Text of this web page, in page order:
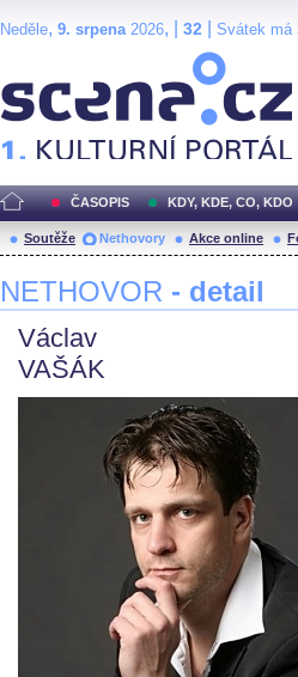
Neděle, 9. srpena2026, | 32 Svátek má
ČASOPIS KDY, KDE, CO, KDO
Soutěže Nethovory Akce online
NETHOVOR - detail
Václav
VAŠÁK